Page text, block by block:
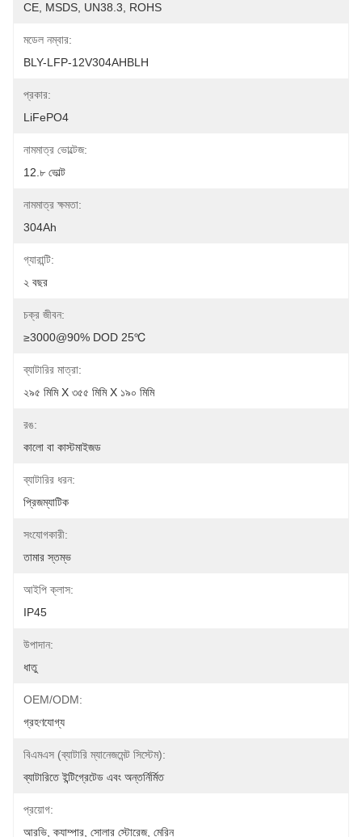
CE, MSDS, UN38.3, ROHS
মডেল নম্বার:
BLY-LFP-12V304AHBLH
প্রকার:
LiFePO4
নামমাত্র ভোল্টেজ:
12.৮ ভোল্ট
নামমাত্র ক্ষমতা:
304Ah
গ্যারান্টি:
২ বছর
চক্র জীবন:
≥3000@90% DOD 25℃
ব্যাটারির মাত্রা:
২৯৫ মিমি X ৩৫৫ মিমি X ১৯০ মিমি
রঙ:
কালো বা কাস্টমাইজড
ব্যাটারির ধরন:
প্রিজম্যাটিক
সংযোগকারী:
তামার স্তম্ভ
আইপি ক্লাস:
IP45
উপাদান:
ধাতু
OEM/ODM:
গ্রহণযোগ্য
বিএমএস (ব্যাটারি ম্যানেজমেন্ট সিস্টেম):
ব্যাটারিতে ইন্টিগ্রেটেড এবং অন্তর্নির্মিত
প্রয়োগ:
আরভি, ক্যাম্পার, সোলার স্টোরেজ, মেরিন